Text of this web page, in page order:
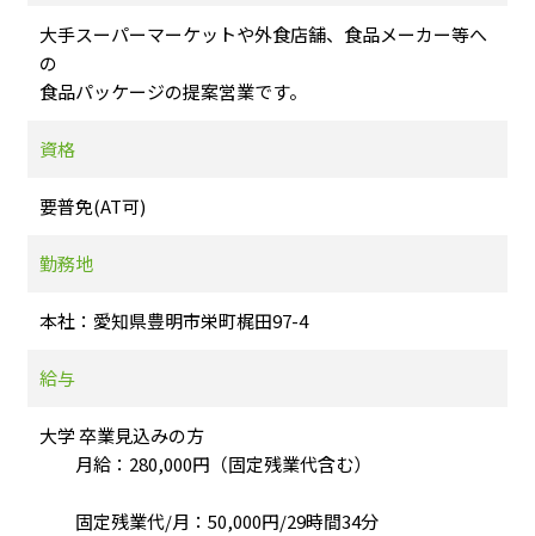
大手スーパーマーケットや外食店舗、食品メーカー等へ
の
食品パッケージの提案営業です。
資格
要普免(AT可)
勤務地
本社：愛知県豊明市栄町梶田97-4
給与
大学 卒業見込みの方
月給：280,000円（固定残業代含む）
固定残業代/月：50,000円/29時間34分